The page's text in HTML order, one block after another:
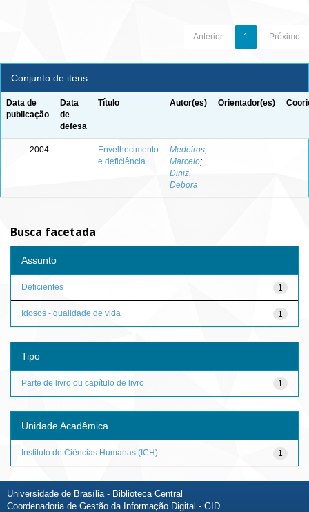
Anterior 1 Próximo
Conjunto de itens:
Data de
publicação
Data
de
defesa
Título Autor(es) Orientador(es)
2004 -
Envelhecimento
e deficiência
Medeiros,
Marcelo;
Diniz,
Debora
- -
Busca facetada
Assunto
1
Deficientes
1
Idosos - qualidade de vida
Tipo
1
Parte de livro ou capítulo de livro
Unidade Acadêmica
1
Instituto de Ciências Humanas (ICH)
Universidade de Brasília - Biblioteca Central
Coordenadoria de Gestão da Informação Digital - GID